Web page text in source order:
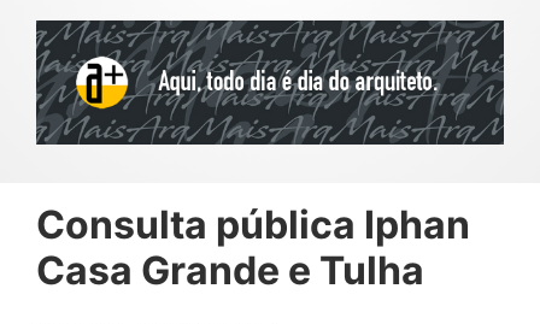
Consulta pública Iphan
Casa Grande e Tulha